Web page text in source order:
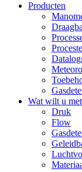
Producten
Wat wilt u
Druk
Flow